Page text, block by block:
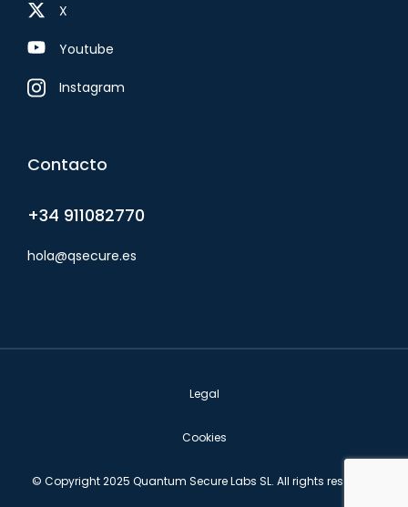
X
Youtube
Instagram
Contacto
+34 911082770
hola@qsecure.es
© Copyright 2025 Quantum Secure Labs SL. All rights reserved.
Legal
Cookies